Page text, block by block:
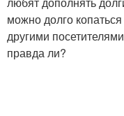
можно долго
другими
правда ли?